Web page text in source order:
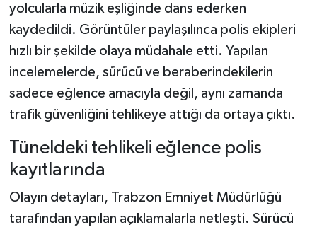
yolcularla müzik eşliğinde dans ederken
kaydedildi. Görüntüler paylaşılınca polis ekipleri
hızlı bir şekilde olaya müdahale etti. Yapılan
incelemelerde, sürücü ve beraberindekilerin
sadece eğlence amacıyla değil, aynı zamanda
trafik güvenliğini tehlikeye attığı da ortaya çıktı.
Tüneldeki tehlikeli eğlence polis
kayıtlarında
Olayın detayları, Trabzon Emniyet Müdürlüğü
tarafından yapılan açıklamalarla netleşti. Sürücü
Hanönü Haberleri
İhsangazi Haberleri
İnebolu Haberleri
Merkez Haberleri
Pınarbaşı Haberleri